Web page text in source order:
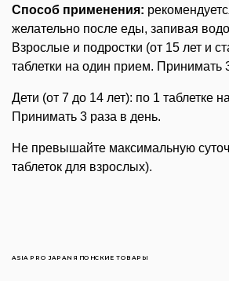
Способ применения:
желательно после еды, запивая
Взрослые и подростки (от 15 лет и
таблетки на один прием. Принимать
Дети (от 7 до 14 лет): по 1 таблетке
Принимать 3 раза в день.
Не превышайте максимальную
таблеток для взрослых).
ASIA PRO JAPAN ЯПОНСКИЕ ТОВАРЫ